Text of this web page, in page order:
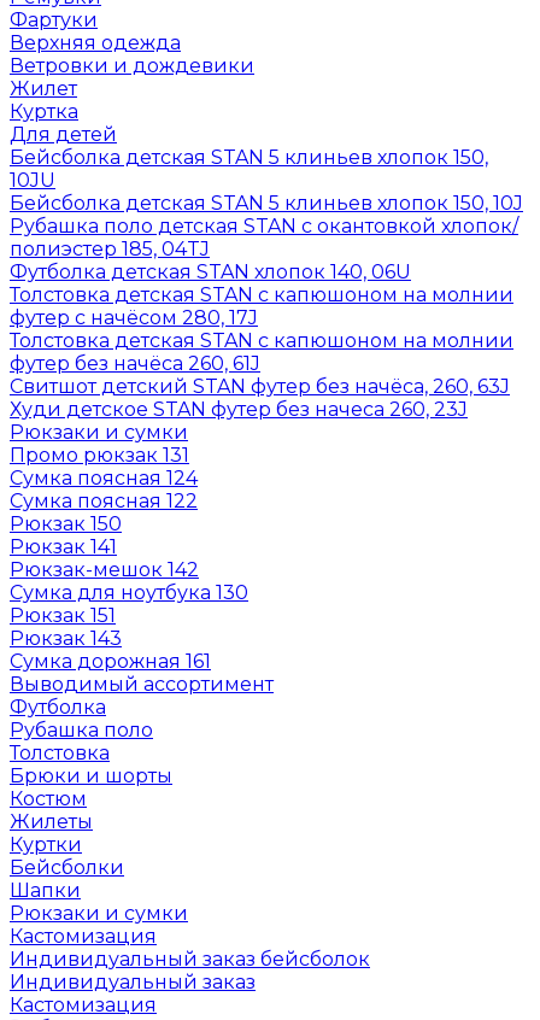
Фартуки
Верхняя одежда
Ветровки и дождевики
Жилет
Куртка
Для детей
Бейсболка детская STAN 5 клиньев хлопок 150,
10JU
Бейсболка детская STAN 5 клиньев хлопок 150, 10J
Рубашка поло детская STAN с окантовкой хлопок/
полиэстер 185, 04TJ
Футболка детская STAN хлопок 140, 06U
Толстовка детская STAN с капюшоном на молнии
футер с начёсом 280, 17J
Толстовка детская STAN с капюшоном на молнии
футер без начёса 260, 61J
Свитшот детский STAN футер без начёса, 260, 63J
Худи детское STAN футер без начеса 260, 23J
Рюкзаки и сумки
Промо рюкзак 131
Сумка поясная 124
Сумка поясная 122
Рюкзак 150
Рюкзак 141
Рюкзак-мешок 142
Сумка для ноутбука 130
Рюкзак 151
Рюкзак 143
Сумка дорожная 161
Выводимый ассортимент
Футболка
Рубашка поло
Толстовка
Брюки и шорты
Костюм
Жилеты
Куртки
Бейсболки
Шапки
Рюкзаки и сумки
Кастомизация
Индивидуальный заказ бейсболок
Индивидуальный заказ
Кастомизация